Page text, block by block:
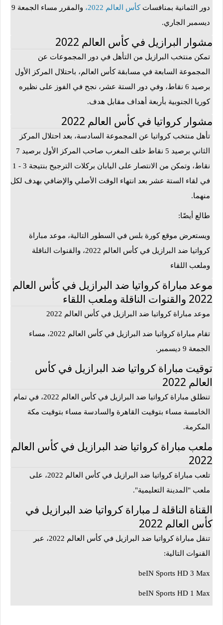
دور الثمانية بمنافسات كأس العالم 2022 ،
والمقرر مساء الجمعة 9
ديسمبر الجاري.
مشوار البرازيل في كأس العالم 2022
تمكن منتخب البرازيل من التأهل في دور المجموعات عن
المجموعة السابعة في مسابقة كأس العالم، باحتلال المركز الأول
برصيد 6 نقاط، وفي دور الستة عشر، نجح في الفوز على نظيره
كوريا الجنوبية بأربعة أهداف مقابل هدف.
مشوار كرواتيا في كأس العالم 2022
تأهل منتخب كرواتيا عن المجموعة السادسة، بعد احتلال المركز
الثاني برصيد 5 نقاط خلف المغرب صاحب المركز الأول برصيد 7
نقاط، وتمكن من الانتصار على اليابان بركلات الترجيح بنتيجة 3 - 1
في لقاء الستة عشر بعد انتهاء الوقت الأصلي والإضافي بهدف لكل
منهما.
طالع أيضًا:
ويستعرض موقع كورة بلس في السطور التالية، موعد مباراة
كرواتيا ضد البرازيل في كأس العالم 2022، والقنوات الناقلة
وملعب اللقاء
موعد مباراة كرواتيا ضد البرازيل في كأس العالم
2022 والقنوات الناقلة وملعب اللقاء
موعد مباراة كرواتيا ضد البرازيل في كأس العالم 2022
تقام مباراة كرواتيا ضد البرازيل في كأس العالم 2022، مساء
الجمعة 9 ديسمبر.
توقيت مباراة كرواتيا ضد البرازيل في كأس
العالم 2022
تنطلق مباراة كرواتيا ضد البرازيل في كأس العالم 2022، في تمام
الخامسة مساء بتوقيت القاهرة والسادسة مساء بتوقيت مكة
المكرمة.
ملعب مباراة كرواتيا ضد البرازيل في كأس العالم
2022
تلعب مباراة كرواتيا ضد البرازيل في كأس العالم 2022، على
ملعب "المدينة التعليمية".
القناة الناقلة لـ مباراة كرواتيا ضد البرازيل في
كأس العالم 2022
تنقل مباراة كرواتيا ضد البرازيل في كأس العالم 2022، عبر
القنوات التالية:
beIN Sports HD 3 Max
beIN Sports HD 1 Max